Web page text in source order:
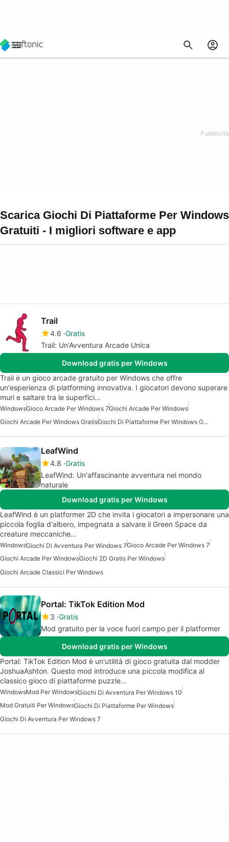
Scarica Giochi Di Piattaforme Per Windows
Gratuiti - I migliori software e app
Trail
4.6 Gratis
Trail: Un'Avventura Arcade Unica
Download gratis per Windows
Trail è un gioco arcade gratuito per Windows che offre
un'esperienza di platforming innovativa. I giocatori devono superare
muri e saltare tra le superfici…
WindowsGioco Arcade Per Windows 7Giochi Arcade Per Windows
Giochi Arcade Per Windows Gratis
Giochi Di Piattaforme Per Windows Gratuiti
LeafWind
4.8 Gratis
LeafWind: Un'affascinante avventura nel mondo
naturale
Download gratis per Windows
LeafWind è un platformer 2D che invita i giocatori a impersonare una
piccola foglia d'albero, impegnata a salvare il Green Space da
creature meccaniche…
WindowsGiochi Di Avventura Per Windows 7Gioco Arcade Per Windows 7
Giochi Arcade Per WindowsGiochi 2D Gratis Per Windows
Giochi Arcade Classici Per Windows
Portal: TikTok Edition Mod
3 Gratis
Mod gratuito per la voce fuori campo per il platformer
Download gratis per Windows
Portal: TikTok Edition Mod è un'utilità di gioco gratuita dal modder
JoshuaAshton. Questo mod introduce una piccola modifica al
classico gioco di piattaforme puzzle…
WindowsMod Per WindowsGiochi Di Avventura Per Windows 10
Mod Gratuiti Per WindowsGiochi Di Piattaforme Per Windows
Giochi Di Avventura Per Windows 7